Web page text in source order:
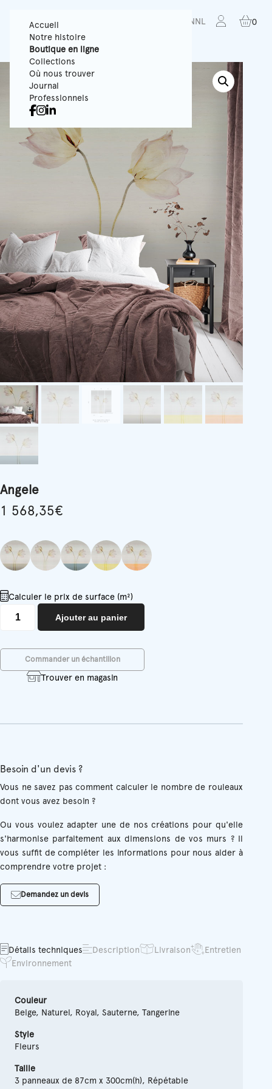
Accueil
Notre histoire
Boutique en ligne
Collections
Où nous trouver
Journal
Professionnels
EN NL 0
Angele
1 568,35€
Calculer le prix de surface (m²)
Ajouter au panier
Commander un échantillon
Trouver en magasin
Besoin d'un devis ?
Vous ne savez pas comment calculer le nombre de rouleaux
dont vous avez besoin ?
Ou vous voulez adapter une de nos créations pour qu'elle
s'harmonise parfaitement aux dimensions de vos murs ? Il
vous suffit de compléter les informations pour nous aider à
comprendre votre projet :
Demandez un devis
Détails techniques Description Livraison
Entretien
Environnement
Couleur
Beige, Naturel, Royal, Sauterne, Tangerine
Style
Fleurs
Taille
3 panneaux de 87cm x 300cm(h), Répétable